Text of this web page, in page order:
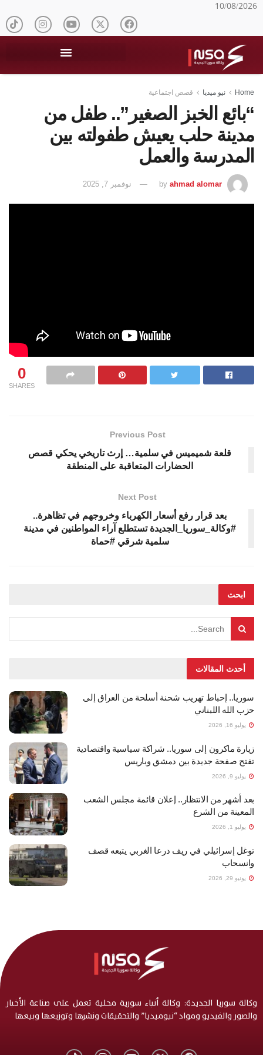
10/08/2026
Home نيو ميديا قصص اجتماعية
“بائع الخبز الصغير”.. طفل من
مدينة حلب يعيش طفولته بين
المدرسة والعمل
by ahmad alomar نوفمبر 7, 2025
0
SHARES
Previous Post
قلعة شميميس في سلمية… إرث تاريخي يحكي قصص
الحضارات المتعاقبة على المنطقة
Next Post
بعد قرار رفع أسعار الكهرباء وخروجهم في تظاهرة..
#وكالة_سوريا_الجديدة تستطلع آراء المواطنين في مدينة
سلمية شرقي #حماة
ابحث
أحدث المقالات
سوريا.. إحباط تهريب شحنة أسلحة من العراق إلى
حزب الله اللبناني
يوليو 16, 2026
زيارة ماكرون إلى سوريا.. شراكة سياسية واقتصادية
تفتح صفحة جديدة بين دمشق وباريس
يوليو 9, 2026
بعد أشهر من الانتظار.. إعلان قائمة مجلس الشعب
المعينة من الشرع
يوليو 1, 2026
توغل إسرائيلي في ريف درعا الغربي يتبعه قصف
وانسحاب
يونيو 29, 2026
وكالة سوريا الجديدة: وكالة أنباء سورية محلية تعمل على صناعة الأخبار
والصور والفيديو ومواد “نيوميديا” والتحقيقات ونشرها وتوزيعها وبيعها